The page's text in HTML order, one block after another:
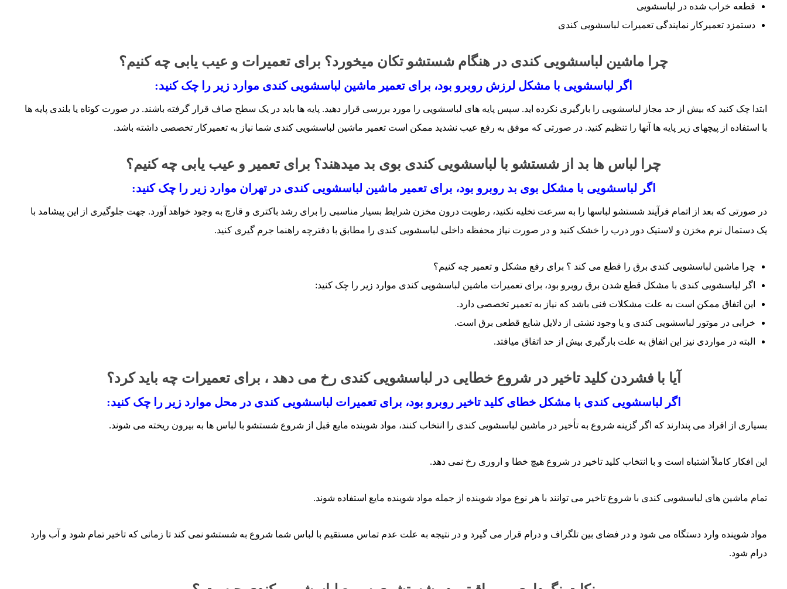
قطعه خراب شده در لباسشویی
دستمزد تعمیرکار نمایندگی تعمیرات لباسشویی کندی
چرا ماشین لباسشویی کندی در هنگام شستشو تکان می­خورد؟ برای تعمیرات و عیب یابی چه کنیم؟
اگر لباسشویی با مشکل لرزش روبرو بود، برای تعمیر ماشین لباسشویی کندی موارد زیر را چک کنید:
ابتدا چک کنید که بیش از حد مجاز لباسشویی را بارگیری نکرده ­اید. سپس پایه­ های لباسشویی را مورد بررسی قرار دهید. پایه­ ها باید در یک سطح صاف قرار گرفته باشند. در صورت کوتاه یا بلندی پایه­ ها
با استفاده از پیچ­های زیر پایه­ ها آن­ها را تنظیم کنید. در صورتی که موفق به رفع عیب نشدید ممکن است تعمیر ماشین لباسشویی کندی شما نیاز به تعمیرکار تخصصی داشته باشد.
چرا لباس­ ها بد از شستشو با لباسشویی کندی بوی بد می­دهند؟ برای تعمیر و عیب یابی چه کنیم؟
اگر لباسشویی با مشکل بوی بد روبرو بود، برای تعمیر ماشین لباسشویی کندی در تهران موارد زیر را چک کنید:
در صورتی که بعد از اتمام فرآیند شستشو لباس­ها را به سرعت تخلیه نکنید، رطوبت درون مخزن شرایط بسیار مناسبی را برای رشد باکتری و قارچ به وجود خواهد آورد. جهت جلوگیری از این پیشامد با
یک دستمال نرم مخزن و لاستیک دور درب را خشک کنید و در صورت نیاز محفظه داخلی لباسشویی کندی را مطابق با دفترچه راهنما جرم گیری کنید.
چرا ماشین لباسشویی کندی برق را قطع می کند ؟ برای رفع مشکل و تعمیر چه کنیم؟
اگر لباسشویی کندی با مشکل قطع شدن برق روبرو بود، برای تعمیرات ماشین لباسشویی کندی موارد زیر را چک کنید:
این اتفاق ممکن است به علت مشکلات فنی باشد که نیاز به تعمیر تخصصی دارد.
خرابی در موتور لباسشویی کندی و یا وجود نشتی از دلایل شایع قطعی برق است.
البته در مواردی نیز این اتفاق به علت بارگیری بیش از حد اتفاق می­افتد.
آیا با فشردن کلید تاخیر در شروع خطایی در لباسشویی کندی رخ می دهد ، برای تعمیرات چه باید کرد؟
اگر لباسشویی کندی با مشکل خطای کلید تاخیر روبرو بود، برای تعمیرات لباسشویی کندی در محل موارد زیر را چک کنید:
بسیاری از افراد می پندارند که اگر گزینه شروع به تأخیر در ماشین لباسشویی کندی را انتخاب کنند، مواد شوینده مایع قبل از شروع شستشو با لباس ها به بیرون ریخته می شوند.
این افکار کاملاً اشتباه است و با انتخاب کلید تاخیر در شروع هیچ خطا و اروری رخ نمی دهد.
تمام ماشین های لباسشویی کندی با شروع تاخیر می توانند با هر نوع مواد شوینده از جمله مواد شوینده مایع استفاده شوند.
مواد شوینده وارد دستگاه می شود و در فضای بین تلگراف و درام قرار می گیرد و در نتیجه به علت عدم تماس مستقیم با لباس شما شروع به شستشو نمی کند تا زمانی که تاخیر تمام شود و آب وارد
درام شود.